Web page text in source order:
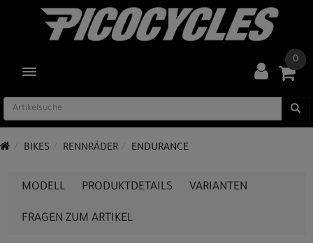
TOGGLE NAVIGATION
0
BIKES RENNRÄDER ENDURANCE
MODELL PRODUKTDETAILS VARIANTEN
FRAGEN ZUM ARTIKEL